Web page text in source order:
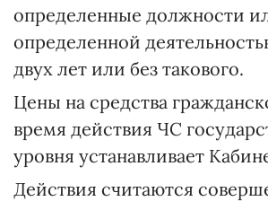
определенные должности
определенной
двух лет или без такового.
Цены на средства
время действия ЧС
уровня устанавливает
Действия считаются